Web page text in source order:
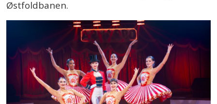
Østfoldbanen.